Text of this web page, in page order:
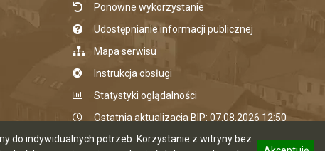
do indywidualnych potrzeb. Korzystanie z witryny bez
Ponowne wykorzystanie
Udostępnianie informacji publicznej
Mapa serwisu
Instrukcja obsługi
Statystyki oglądalności
Ostatnia aktualizacja BIP: 07.08.2026 12:50